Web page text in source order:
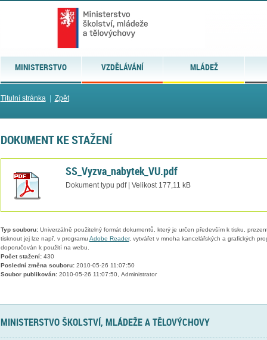
MINISTERSTVO VZDĚLÁVÁNÍ MLÁDEŽ
Titulní stránka| Zpět
DOKUMENT KE STAŽENÍ
SS_Vyzva_nabytek_VU.pdf
Dokument typu pdf | Velikost 177,11 kB
Typ souboru:Univerzálně použitelný formát dokumentů, který je určen především k tisku,
tisknout jej lze např. v programu Adobe Reader, vytvářet v mnoha kancelářských a grafických
doporučován k použití na webu.
Počet stažení:430
Poslední změna souboru:2010-05-26 11:07:50
Soubor publikován:2010-05-26 11:07:50, Administrator
MINISTERSTVO ŠKOLSTVÍ, MLÁDEŽE A TĚLOVÝCHOVY